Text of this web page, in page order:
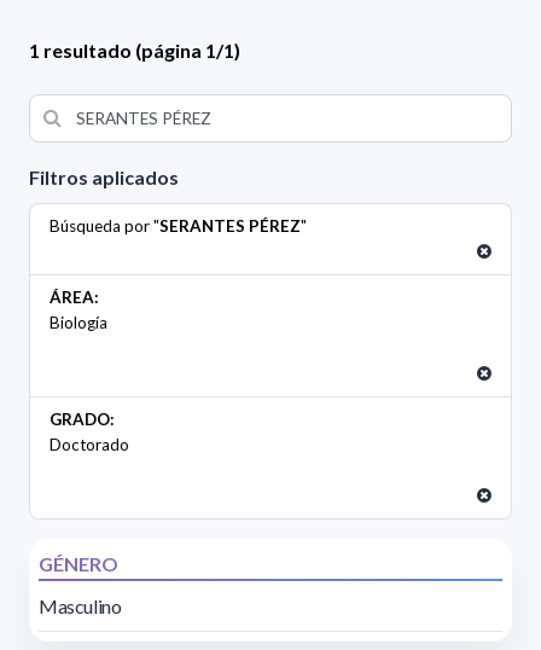
Filtros aplicados
Búsqueda por "SERANTES PÉREZ"
ÁREA:
Biología
GRADO:
Doctorado
GÉNERO
Masculino
1 resultado (página 1/1)